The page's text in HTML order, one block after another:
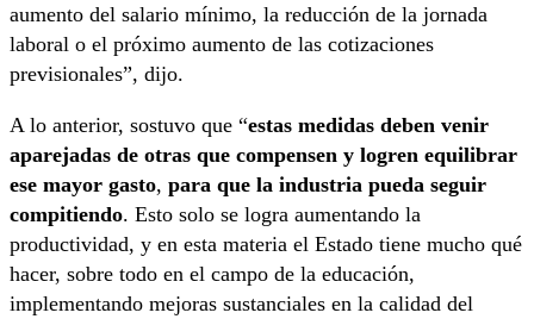
aumento del salario mínimo, la reducción de la jornada
laboral o el próximo aumento de las cotizaciones
previsionales”, dijo.
A lo anterior, sostuvo que “estas medidas deben venir
aparejadas de otras que compensen y logren equilibrar
ese mayor gasto, para que la industria pueda seguir
compitiendo. Esto solo se logra aumentando la
productividad, y en esta materia el Estado tiene mucho qué
hacer, sobre todo en el campo de la educación,
implementando mejoras sustanciales en la calidad del